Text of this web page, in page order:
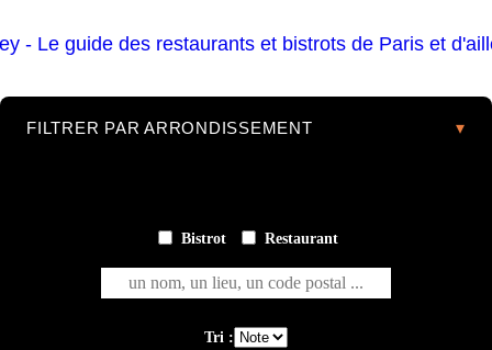
FILTRER PAR ARRONDISSEMENT
Bistrot Restaurant
un nom, un lieu, un code postal ...
Tri :